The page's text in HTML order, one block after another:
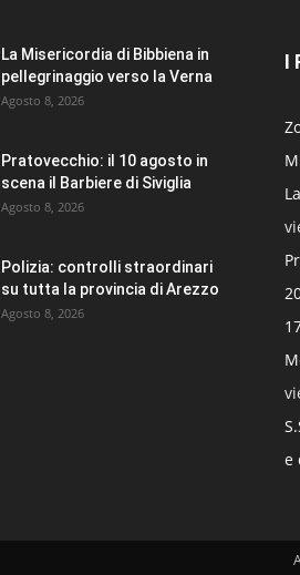
La Misericordia di Bibbiena in
pellegrinaggio verso la Verna
Agosto 8, 2026
Pratovecchio: il 10 agosto in
scena il Barbiere di Siviglia
Agosto 8, 2026
Polizia: controlli straordinari
su tutta la provincia di Arezzo
Agosto 8, 2026
I
e